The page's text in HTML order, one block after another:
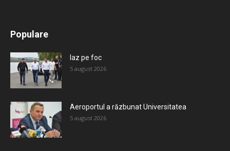
Populare
Iaz pe foc
5 august 2026
Aeroportul a răzbunat Universitatea
5 august 2026